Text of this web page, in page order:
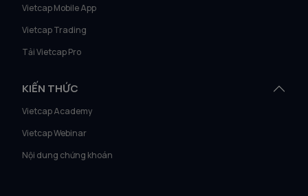
Vietcap Mobile App
Vietcap Trading
Tải Vietcap Pro
KIẾN THỨC
Vietcap Academy
Vietcap Webinar
Nội dung chứng khoán